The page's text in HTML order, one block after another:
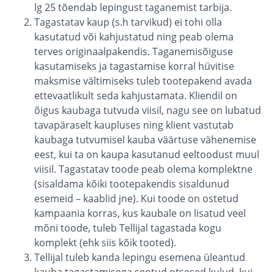
lg 25 tõendab lepingust taganemist tarbija.
Tagastatav kaup (s.h tarvikud) ei tohi olla
kasutatud või kahjustatud ning peab olema
terves originaalpakendis. Taganemisõiguse
kasutamiseks ja tagastamise korral hüvitise
maksmise vältimiseks tuleb tootepakend avada
ettevaatlikult seda kahjustamata. Kliendil on
õigus kaubaga tutvuda viisil, nagu see on lubatud
tavapäraselt kaupluses ning klient vastutab
kaubaga tutvumisel kauba väärtuse vähenemise
eest, kui ta on kaupa kasutanud eeltoodust muul
viisil. Tagastatav toode peab olema komplektne
(sisaldama kõiki tootepakendis sisaldunud
esemeid – kaablid jne). Kui toode on ostetud
kampaania korras, kus kaubale on lisatud veel
mõni toode, tuleb Tellijal tagastada kogu
komplekt (ehk siis kõik tooted).
Tellijal tuleb kanda lepingu esemena üleantud